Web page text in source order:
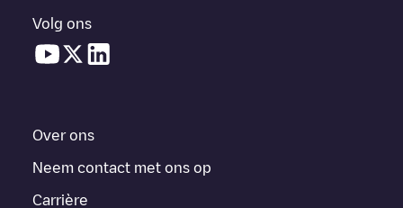
Volg ons
Over ons
Neem contact met ons op
Carrière